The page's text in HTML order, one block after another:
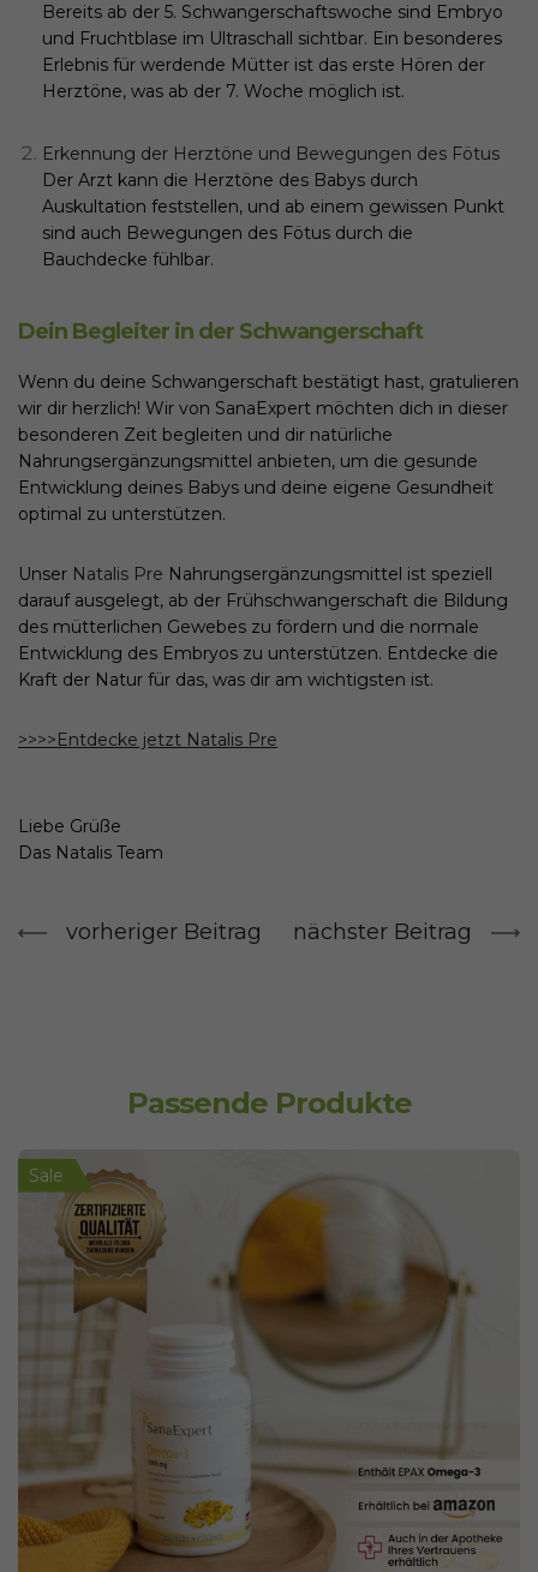
Bereits ab der 5. Schwangerschaftswoche sind Embryo
und Fruchtblase im Ultraschall sichtbar. Ein besonderes
Erlebnis für werdende Mütter ist das erste Hören der
Herztöne, was ab der 7. Woche möglich ist.
Erkennung der Herztöne und Bewegungen des Fötus
Der Arzt kann die Herztöne des Babys durch
Auskultation feststellen, und ab einem gewissen Punkt
sind auch Bewegungen des Fötus durch die
Bauchdecke fühlbar.
Dein Begleiter in der Schwangerschaft
Wenn du deine Schwangerschaft bestätigt hast, gratulieren
wir dir herzlich! Wir von SanaExpert möchten dich in dieser
besonderen Zeit begleiten und dir natürliche
Nahrungsergänzungsmittel anbieten, um die gesunde
Entwicklung deines Babys und deine eigene Gesundheit
optimal zu unterstützen.
Unser Natalis Pre Nahrungsergänzungsmittel ist speziell
darauf ausgelegt, ab der Frühschwangerschaft die Bildung
des mütterlichen Gewebes zu fördern und die normale
Entwicklung des Embryos zu unterstützen. Entdecke die
Kraft der Natur für das, was dir am wichtigsten ist.
>>>>Entdecke jetzt Natalis Pre
Liebe Grüße
Das Natalis Team
vorheriger Beitrag nächster Beitrag
Passende Produkte
Sale